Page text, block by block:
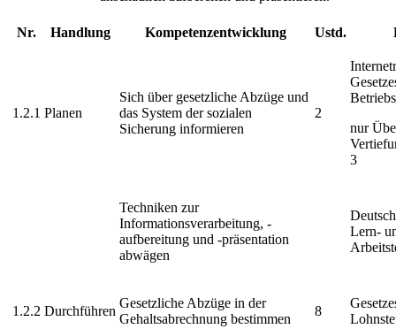
Nr. Handlung Kompetenzentwicklung Ustd.
1.2.1 Planen
Sich über gesetzliche Abzüge und
das System der sozialen
Sicherung informieren
2
nur
3
Techniken zur
Informationsverarbeitung, -
aufbereitung und -präsentation
abwägen
Lern-
1.2.2 Durchführen
Gesetzliche Abzüge in der
Gehaltsabrechnung bestimmen
8